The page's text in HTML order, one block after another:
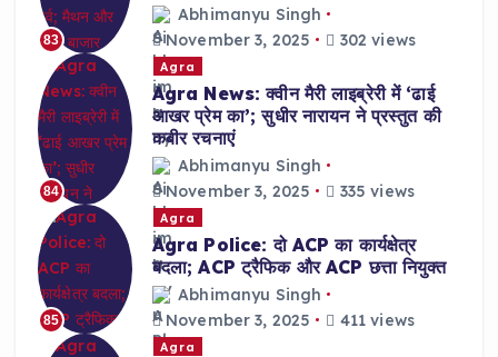
83
Abhimanyu Singh
November 3, 2025
302 views
84
Agra
Agra News: क्वीन मैरी लाइब्रेरी में ‘ढाई
आखर प्रेम का’; सुधीर नारायन ने प्रस्तुत की
कबीर रचनाएं
Abhimanyu Singh
November 3, 2025
335 views
85
Agra
Agra Police: दो ACP का कार्यक्षेत्र
बदला; ACP ट्रैफिक और ACP छत्ता नियुक्त
Abhimanyu Singh
November 3, 2025
411 views
Agra